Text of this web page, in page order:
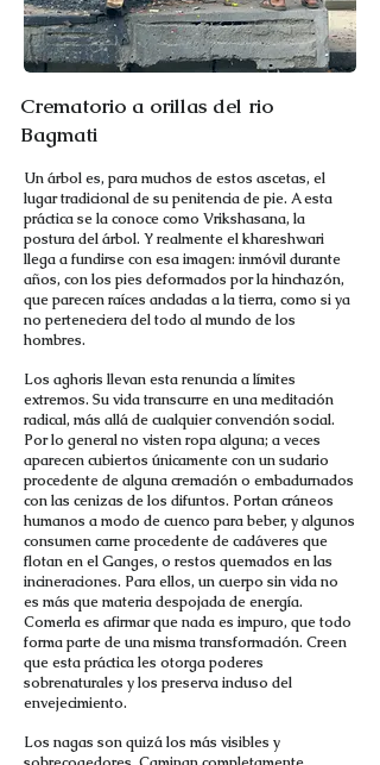
Crematorio a orillas del rio
Bagmati
Un árbol es, para muchos de estos ascetas, el
lugar tradicional de su penitencia de pie. A esta
práctica se la conoce como Vrikshasana, la
postura del árbol. Y realmente el khareshwari
llega a fundirse con esa imagen: inmóvil durante
años, con los pies deformados por la hinchazón,
que parecen raíces ancladas a la tierra, como si ya
no perteneciera del todo al mundo de los
hombres.
Los aghoris llevan esta renuncia a límites
extremos. Su vida transcurre en una meditación
radical, más allá de cualquier convención social.
Por lo general no visten ropa alguna; a veces
aparecen cubiertos únicamente con un sudario
procedente de alguna cremación o embadurnados
con las cenizas de los difuntos. Portan cráneos
humanos a modo de cuenco para beber, y algunos
consumen carne procedente de cadáveres que
flotan en el Ganges, o restos quemados en las
incineraciones. Para ellos, un cuerpo sin vida no
es más que materia despojada de energía.
Comerla es afirmar que nada es impuro, que todo
forma parte de una misma transformación. Creen
que esta práctica les otorga poderes
sobrenaturales y los preserva incluso del
envejecimiento.
Los nagas son quizá los más visibles y